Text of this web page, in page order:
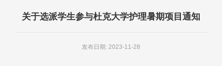
关于选派学生参与杜克大学护理暑期项目通知
发布日期: 2023-11-28